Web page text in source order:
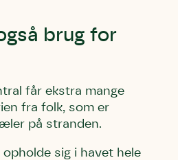
brug for
får ekstra mange
fra folk, som er
på stranden.
sig i havet hele